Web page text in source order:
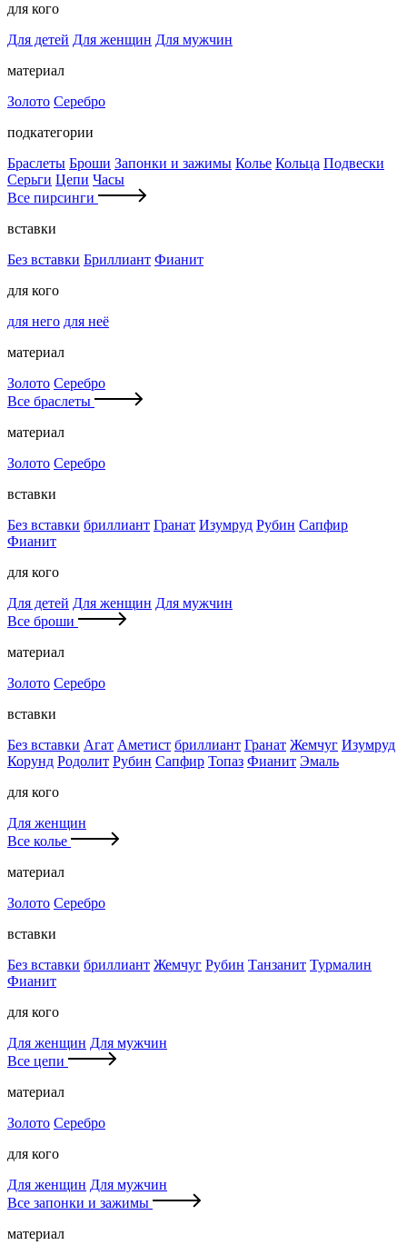
для кого
Для детей Для женщин Для мужчин
материал
Золото Серебро
подкатегории
Браслеты Броши Запонки и зажимы Колье Кольца Подвески
Серьги Цепи Часы
Все пирсинги
вставки
Без вставки Бриллиант Фианит
для кого
для него для неё
материал
Золото Серебро
Все браслеты
материал
Золото Серебро
вставки
Без вставки бриллиант Гранат Изумруд Рубин Сапфир
Фианит
для кого
Для детей Для женщин Для мужчин
Все броши
материал
Золото Серебро
вставки
Без вставки Агат Аметист бриллиант Гранат Жемчуг Изумруд
Корунд Родолит Рубин Сапфир Топаз Фианит Эмаль
для кого
Для женщин
Все колье
материал
Золото Серебро
вставки
Без вставки бриллиант Жемчуг Рубин Танзанит Турмалин
Фианит
для кого
Для женщин Для мужчин
Все цепи
материал
Золото Серебро
для кого
Для женщин Для мужчин
Все запонки и зажимы
материал